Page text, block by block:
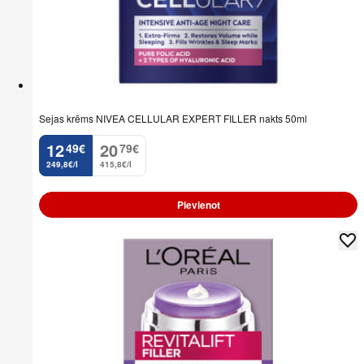
Sejas krēms NIVEA CELLULAR EXPERT FILLER nakts 50ml
12
. 49€
249,8€/l
20
. 79€
415,8€/l
Pievienot